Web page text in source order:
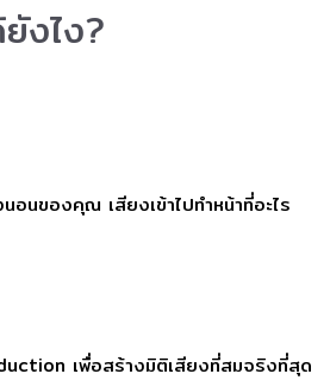
งไง?
นของคุณ เสียงเข้าไปทำหน้าที่อะไร
เพื่อสร้างมิติเสียงที่สมจริงที่สุด